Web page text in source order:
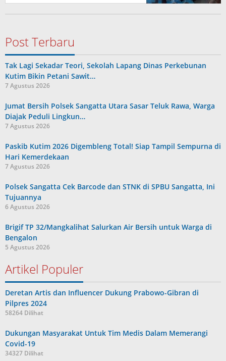
Post Terbaru
Tak Lagi Sekadar Teori, Sekolah Lapang Dinas Perkebunan
Kutim Bikin Petani Sawit…
7 Agustus 2026
Jumat Bersih Polsek Sangatta Utara Sasar Teluk Rawa, Warga
Diajak Peduli Lingkun…
7 Agustus 2026
Paskib Kutim 2026 Digembleng Total! Siap Tampil Sempurna di
Hari Kemerdekaan
7 Agustus 2026
Polsek Sangatta Cek Barcode dan STNK di SPBU Sangatta, Ini
Tujuannya
6 Agustus 2026
Brigif TP 32/Mangkalihat Salurkan Air Bersih untuk Warga di
Bengalon
5 Agustus 2026
Artikel Populer
Deretan Artis dan Influencer Dukung Prabowo-Gibran di
Pilpres 2024
58264 Dilihat
Dukungan Masyarakat Untuk Tim Medis Dalam Memerangi
Covid-19
34327 Dilihat